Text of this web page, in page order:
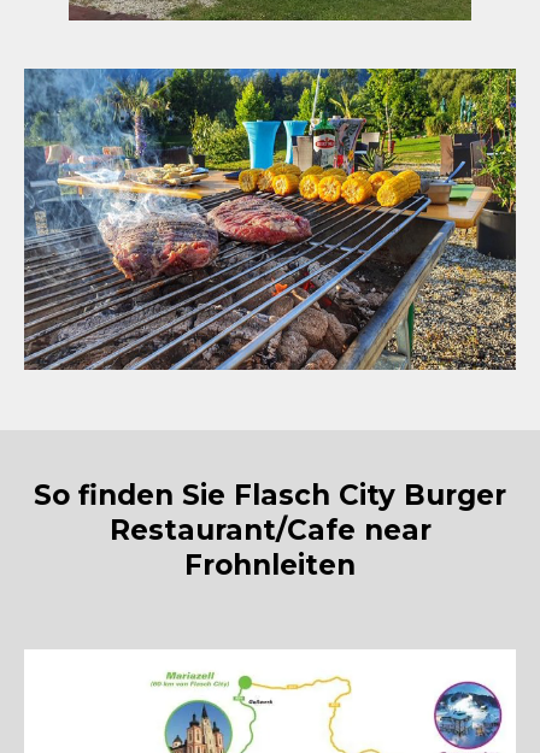
So finden Sie Flasch City Burger
Restaurant/Cafe near
Frohnleiten